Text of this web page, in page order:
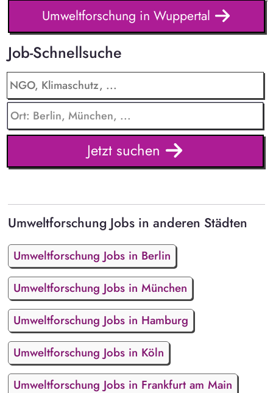
Umweltforschung in Wuppertal
Job-Schnellsuche
Jetzt suchen
Umweltforschung Jobs in anderen Städten
Umweltforschung Jobs in Berlin
Umweltforschung Jobs in München
Umweltforschung Jobs in Hamburg
Umweltforschung Jobs in Köln
Umweltforschung Jobs in Frankfurt am Main